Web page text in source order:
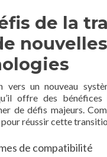
de la
nouvelles
vers un nouveau
offre des bénéfices
de défis majeurs.
réussir cette
de compatibilité